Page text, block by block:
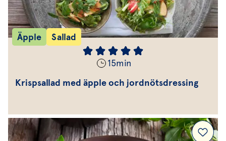
Äpple Sallad
15min
Krispsallad med äpple och jordnötsdressing